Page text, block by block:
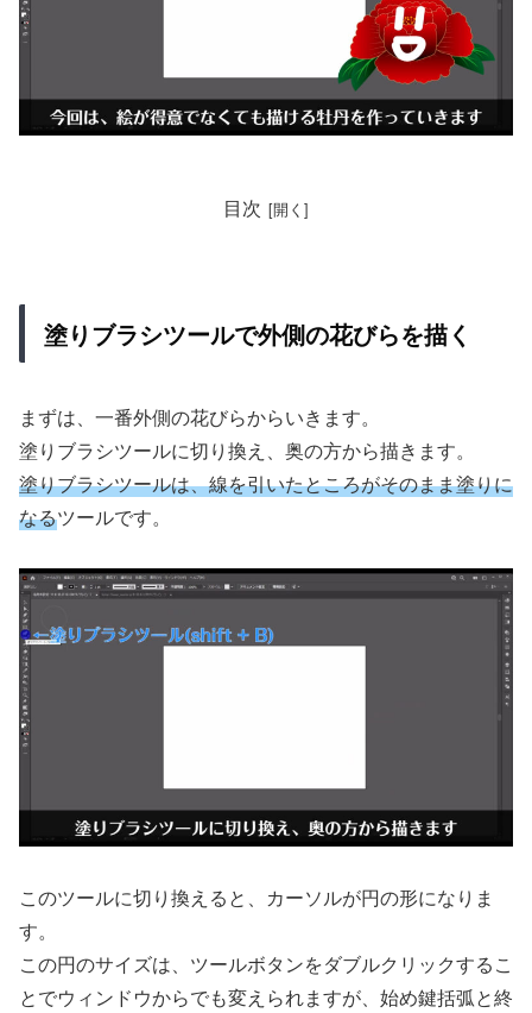
目次
塗りブラシツールで外側の花びらを描く
まずは、一番外側の花びらからいきます。
塗りブラシツールに切り換え、奥の方から描きます。
塗りブラシツールは、線を引いたところがそのまま塗りに
なるツールです。
このツールに切り換えると、カーソルが円の形になりま
す。
この円のサイズは、ツールボタンをダブルクリックするこ
とでウィンドウからでも変えられますが、始め鍵括弧と終